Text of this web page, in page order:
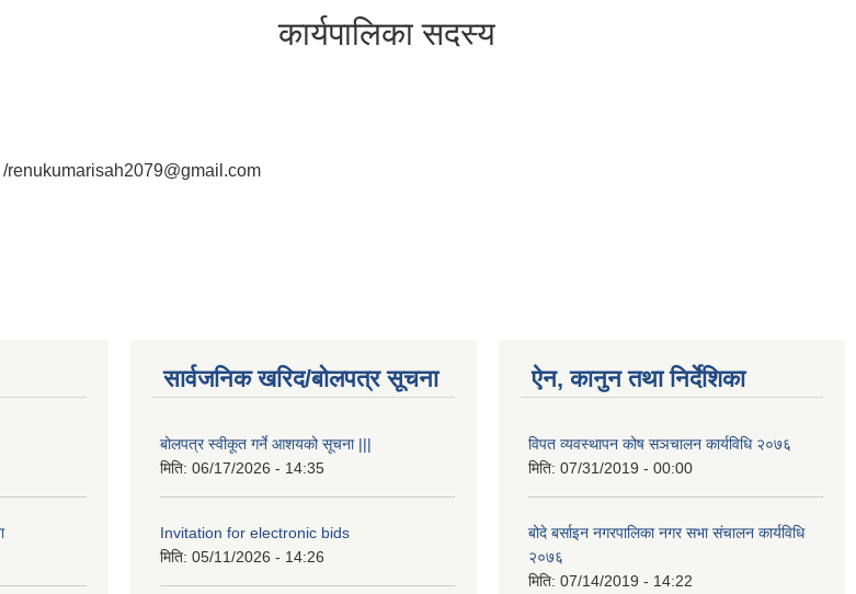
renukumarisah2079@gmail.com
कार्यपालिका सदस्य
सार्वजनिक खरिद/बोलपत्र सूचना
बोलपत्र स्वीकूत गर्ने आशयको सूचना |||
मिति: 06/17/2026 - 14:35
Invitation for electronic bids
मिति: 05/11/2026 - 14:26
ऐन, कानुन तथा निर्देशिका
विपत व्यवस्थापन कोष सञचालन कार्यविधि २०७६
मिति: 07/31/2019 - 00:00
बोदे बर्साइन नगरपालिका नगर सभा संचालन कार्यविधि
२०७६
मिति: 07/14/2019 - 14:22